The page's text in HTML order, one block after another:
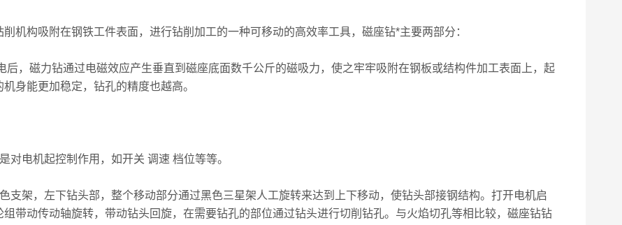
机构吸附在钢铁工件表面，进行钻削加工的一种可移动的高效率工具， 磁座钻*主要两部分：
，磁力钻通过电磁效应产生垂直到磁座底面数千公斤的磁吸力，使之牢牢吸附在钢板或结构件加工表面上，起
身能更加稳定，钻孔的精度也越高。
对电机起控制作用，如开关 调速 档位等等。
支架，左下钻头部，整个移动部分通过黑色三星架人工旋转来达到上下移动，使钻头部接钢结构。打开电机启
带动传动轴旋转，带动钻头回旋，在需要钻孔的部位通过钻头进行切削钻孔。与火焰切孔等相比较，磁座钻钻